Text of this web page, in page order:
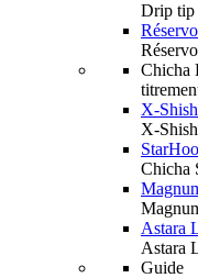
Drip tip
Chicha
X-
X-
Chicha
Astara
Astara
Guide